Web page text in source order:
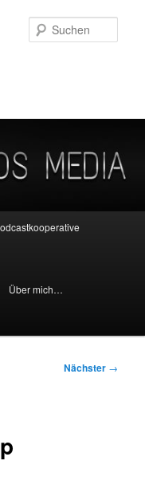
Über mich…
Nächster →